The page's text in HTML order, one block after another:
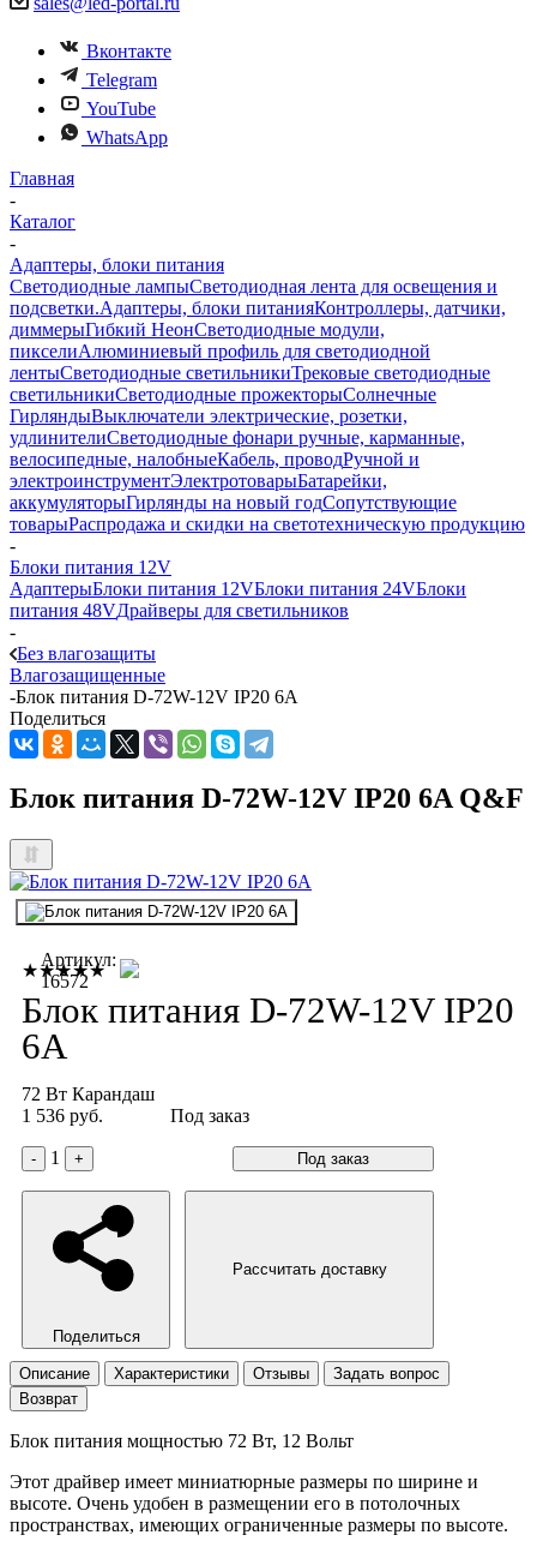
Вконтакте
Telegram
YouTube
WhatsApp
Главная
-
Каталог
-
Адаптеры, блоки питания
Светодиодные лампыСветодиодная лента для освещения и
подсветки.Адаптеры, блоки питанияКонтроллеры, датчики,
диммерыГибкий НеонСветодиодные модули,
пикселиАлюминиевый профиль для светодиодной
лентыСветодиодные светильникиТрековые светодиодные
светильникиСветодиодные прожекторыСолнечные
ГирляндыВыключатели электрические, розетки,
удлинителиСветодиодные фонари ручные, карманные,
велосипедные, налобныеКабель, проводРучной и
электроинструментЭлектротоварыБатарейки,
аккумуляторыГирлянды на новый годСопутствующие
товарыРаспродажа и скидки на светотехническую продукцию
-
Блоки питания 12V
АдаптерыБлоки питания 12VБлоки питания 24VБлоки
питания 48VДрайверы для светильников
-
Без влагозащиты
Влагозащищенные
-Блок питания D-72W-12V IP20 6A
Поделиться
Блок питания D-72W-12V IP20 6A Q&F
★★★★★
Артикул:
16572
Блок питания D-72W-12V IP20
6A
72 Вт Карандаш
1 536 руб.
Под заказ
- 1 + Под заказ
Поделиться
Рассчитать доставку
Описание Характеристики Отзывы
Задать вопрос
Возврат
Блок питания мощностью 72 Вт, 12 Вольт
Этот драйвер имеет миниатюрные размеры по ширине и
высоте. Очень удобен в размещении его в потолочных
пространствах, имеющих ограниченные размеры по высоте.